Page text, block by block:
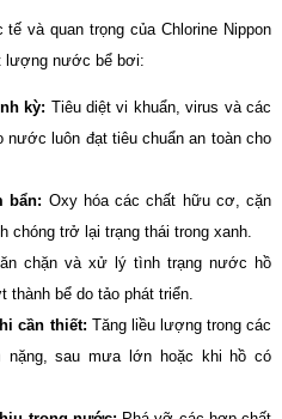
và quan trọng của Chlorine Nippon
lượng nước bể bơi:
kỳ: Tiêu diệt vi khuẩn, virus và các
nước luôn đạt tiêu chuẩn an toàn cho
bẩn: Oxy hóa các chất hữu cơ, cặn
chóng trở lại trạng thái trong xanh.
chặn và xử lý tình trạng nước hồ
bể do tảo phát triển.
cần thiết: Tăng liều lượng trong các
sau mưa lớn hoặc khi hồ có